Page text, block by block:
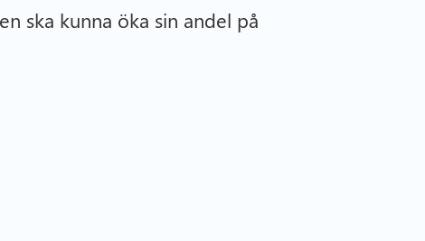
ska kunna öka sin andel på